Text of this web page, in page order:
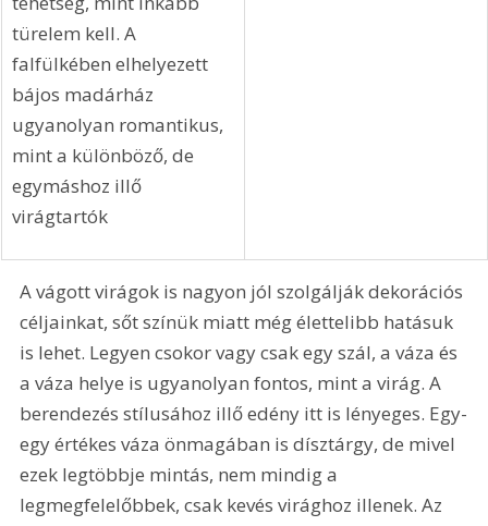
Majdnem meseszerű ez
a lakásrészlet. A formára
nyírt és igazított
türelem kell. A
falfülkében elhelyezett
bájos madárház
ugyanolyan romantikus,
mint a különböző, de
egymáshoz illő
virágtartók